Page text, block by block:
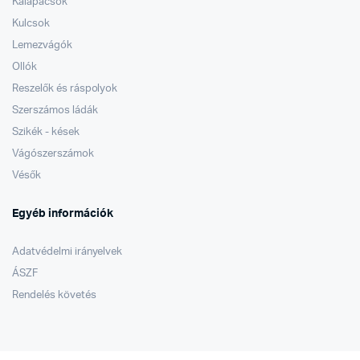
Kulcsok
Lemezvágók
Ollók
Reszelők és ráspolyok
Szerszámos ládák
Szikék - kések
Vágószerszámok
Vésők
Egyéb információk
Adatvédelmi irányelvek
ÁSZF
Rendelés követés